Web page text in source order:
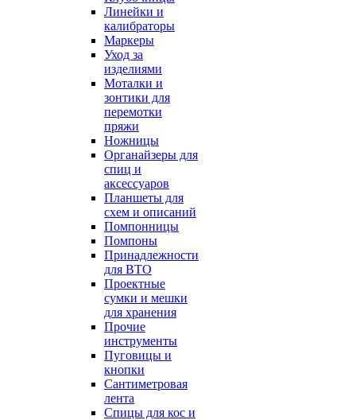
Линейки и
калибраторы
Маркеры
Уход за
изделиями
Моталки и
зонтики для
перемотки
пряжи
Ножницы
Органайзеры для
спиц и
аксессуаров
Планшеты для
схем и описаний
Помпонницы
Помпоны
Принадлежности
для ВТО
Проектные
сумки и мешки
для хранения
Прочие
инструменты
Пуговицы и
кнопки
Сантиметровая
лента
Спицы для кос и